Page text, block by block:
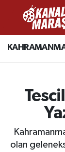
olan
CANLI
GÜNCEL
SPOR
SİYASET
Süper